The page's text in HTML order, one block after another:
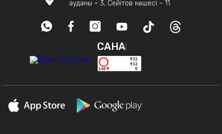
ауданы – 3, Сейітов көшесі – 11.
САНАҚ